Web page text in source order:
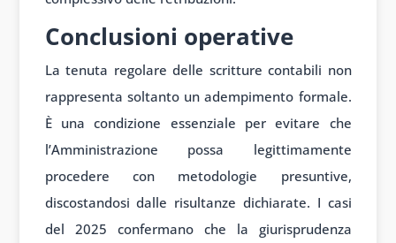
Conclusioni operative
La tenuta regolare delle scritture contabili non
rappresenta soltanto un adempimento formale.
È una condizione essenziale per evitare che
l’Amministrazione possa legittimamente
procedere con metodologie presuntive,
discostandosi dalle risultanze dichiarate. I casi
del 2025 confermano che la giurisprudenza